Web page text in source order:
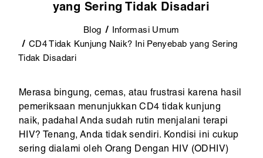
yang Sering Tidak Disadari
Blog
Informasi Umum
CD4 Tidak Kunjung Naik? Ini Penyebab yang Sering
Tidak Disadari
Merasa bingung, cemas, atau frustrasi karena hasil
pemeriksaan menunjukkan CD4 tidak kunjung
naik, padahal Anda sudah rutin menjalani terapi
HIV? Tenang, Anda tidak sendiri. Kondisi ini cukup
sering dialami oleh Orang Dengan HIV (ODHIV)